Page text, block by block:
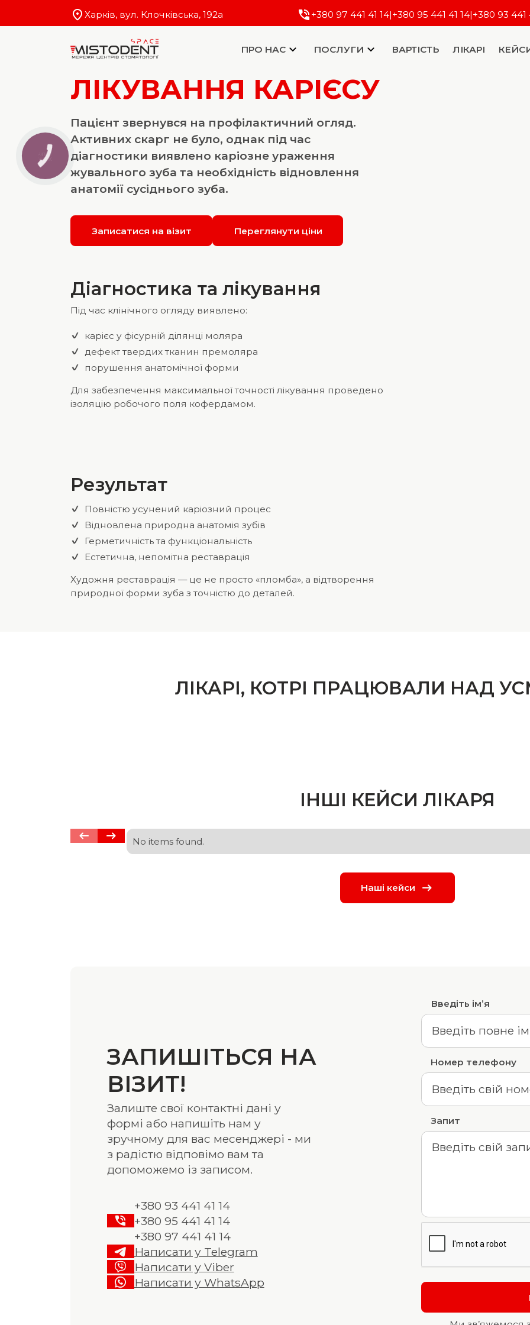
Харків, вул. Клочківська, 192a +380 97 441 41 14|+380 95 441 41 14|+380 93 441
ПРО НАС ПОСЛУГИ ВАРТІСТЬ ЛІКАРІ
ЛІКУВАННЯ КАРІЄСУ
Пацієнт звернувся на профілактичний огляд.
Активних скарг не було, однак під час
діагностики виявлено каріозне ураження
жувального зуба та необхідність відновлення
анатомії сусіднього зуба.
Записатися на візит Переглянути ціни
Діагностика та лікування
Під час клінічного огляду виявлено:
карієс у фісурній ділянці моляра
дефект твердих тканин премоляра
порушення анатомічної форми
Для забезпечення максимальної точності лікування проведено
ізоляцію робочого поля кофердамом.
Результат
Повністю усунений каріозний процес
Відновлена природна анатомія зубів
Герметичність та функціональність
Естетична, непомітна реставрація
Художня реставрація — це не просто «пломба», а відтворення
природної форми зуба з точністю до деталей.
ЛІКАРІ, КОТРІ ПРАЦЮВАЛИ НАД
ІНШІ КЕЙСИ ЛІКАРЯ
No items found.
Наші кейси
ЗАПИШІТЬСЯ НА
ВІЗИТ!
Залиште свої контактні дані у
формі або напишіть нам у
зручному для вас месенджері - ми
з радістю відповімо вам та
допоможемо із записом.
+380 93 441 41 14
+380 95 441 41 14
+380 97 441 41 14
Написати у Telegram
Написати у Viber
Написати у WhatsApp
Введіть ім’я
Номер телефону
Запит